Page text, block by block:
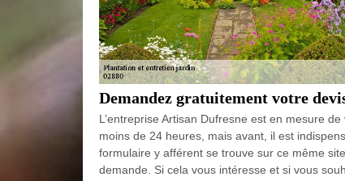
Demandez gratuitement votre
L’entreprise Artisan Dufresne est en mesure
moins de 24 heures, mais avant, il est
formulaire y afférent se trouve sur ce même
demande. Si cela vous intéresse et si vous